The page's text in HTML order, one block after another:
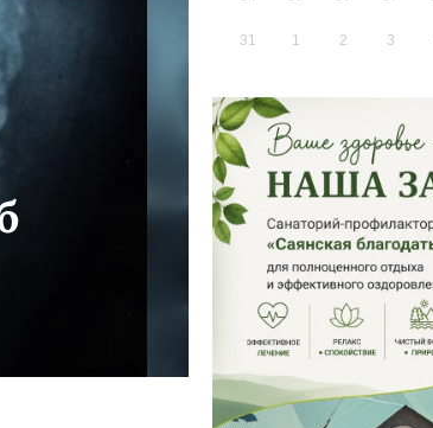
31 1 2 3